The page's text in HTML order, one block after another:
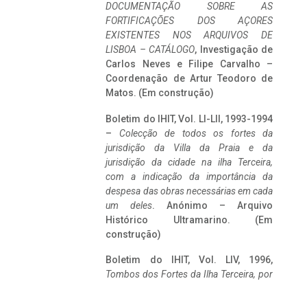
DOCUMENTAÇÃO SOBRE AS
FORTIFICAÇÕES DOS AÇORES
EXISTENTES NOS ARQUIVOS DE
LISBOA – CATÁLOGO, Investigação de
Carlos Neves e Filipe Carvalho –
Coordenação de Artur Teodoro de
Matos. (Em construção)
Boletim do IHIT, Vol. LI-LII, 1993-1994
– Colecção de todos os fortes da
jurisdição da Villa da Praia e da
jurisdição da cidade na ilha Terceira,
com a indicação da importância da
despesa das obras necessárias em cada
um deles. Anónimo – Arquivo
Histórico Ultramarino. (Em
construção)
Boletim do IHIT, Vol. LIV, 1996,
Tombos dos Fortes da Ilha Terceira, por